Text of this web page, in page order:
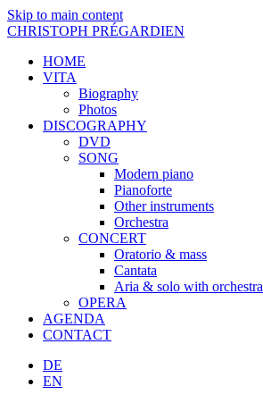
Skip to main content
CHRISTOPH PRÉGARDIEN
HOME
VITA
Biography
Photos
DISCOGRAPHY
DVD
SONG
Modern piano
Pianoforte
Other instruments
Orchestra
CONCERT
Oratorio & mass
Cantata
Aria & solo with orchestra
OPERA
AGENDA
CONTACT
DE
EN